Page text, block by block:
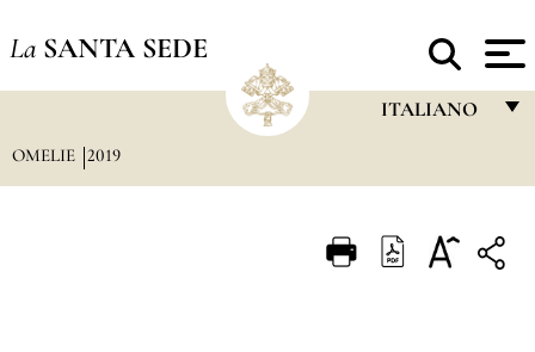
La SANTA SEDE
ITALIANO
ITALIANO
OMELIE 2019